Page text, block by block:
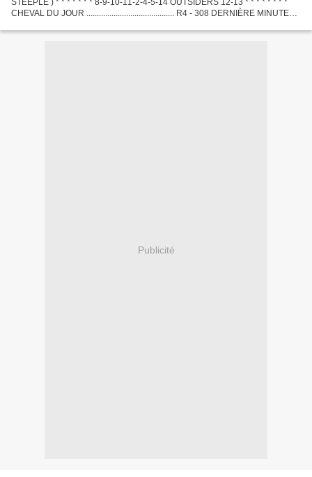
STEEPLE ) * * * * * * * 8-9-10-11-2-4-5-14 OUTSIDERS 12-13 * * * * * * * *
CHEVAL DU JOUR .......................................... R4 - 308 DERNIÈRE MINUTE
Publicité